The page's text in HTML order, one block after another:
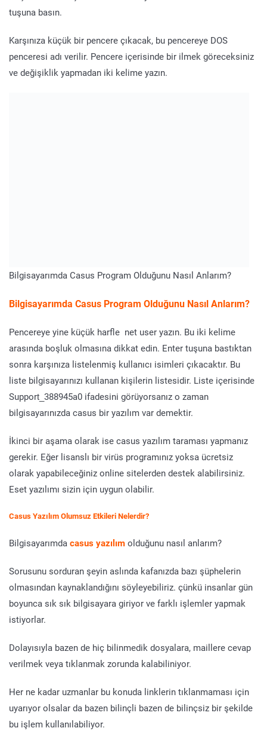
tuşuna basın.
Karşınıza küçük bir pencere çıkacak, bu pencereye DOS
penceresi adı verilir. Pencere içerisinde bir ilmek göreceksiniz
ve değişiklik yapmadan iki kelime yazın.
Bilgisayarımda Casus Program Olduğunu Nasıl Anlarım?
Bilgisayarımda Casus Program Olduğunu Nasıl Anlarım?
Pencereye yine küçük harfle net user yazın. Bu iki kelime
arasında boşluk olmasına dikkat edin. Enter tuşuna bastıktan
sonra karşınıza listelenmiş kullanıcı isimleri çıkacaktır. Bu
liste bilgisayarınızı kullanan kişilerin listesidir. Liste içerisinde
Support_388945a0 ifadesini görüyorsanız o zaman
bilgisayarınızda casus bir yazılım var demektir.
İkinci bir aşama olarak ise casus yazılım taraması yapmanız
gerekir. Eğer lisanslı bir virüs programınız yoksa ücretsiz
olarak yapabileceğiniz online sitelerden destek alabilirsiniz.
Eset yazılımı sizin için uygun olabilir.
Casus Yazılım Olumsuz Etkileri Nelerdir?
Bilgisayarımda casus yazılım olduğunu nasıl anlarım?
Sorusunu sorduran şeyin aslında kafanızda bazı şüphelerin
olmasından kaynaklandığını söyleyebiliriz. çünkü insanlar gün
boyunca sık sık bilgisayara giriyor ve farklı işlemler yapmak
istiyorlar.
Dolayısıyla bazen de hiç bilinmedik dosyalara, maillere cevap
verilmek veya tıklanmak zorunda kalabiliniyor.
Her ne kadar uzmanlar bu konuda linklerin tıklanmaması için
uyarıyor olsalar da bazen bilinçli bazen de bilinçsiz bir şekilde
bu işlem kullanılabiliyor.